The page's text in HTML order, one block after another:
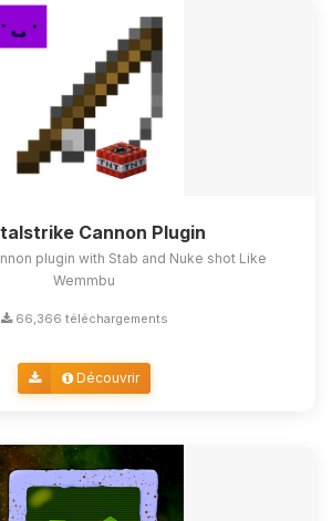
Cannon Plugin
plugin with Stab and Nuke shot Like
Wemmbu
66,366 téléchargements
Découvrir